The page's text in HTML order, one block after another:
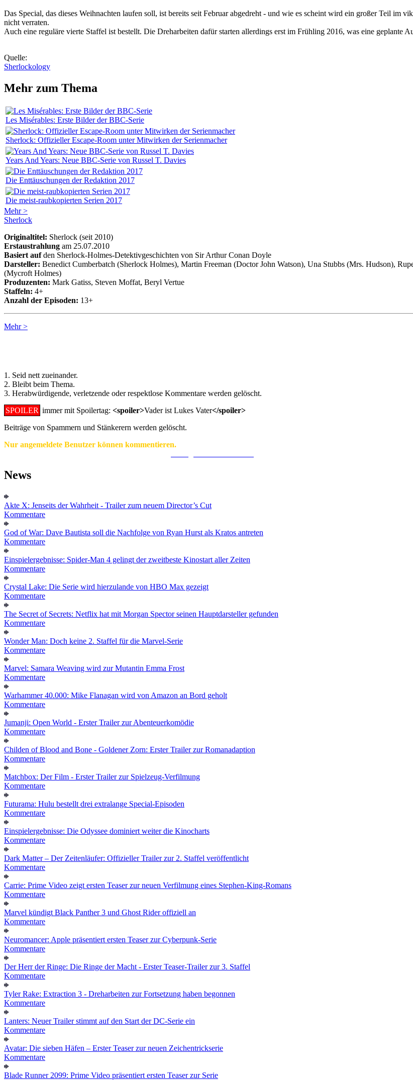
Das Special, das dieses Weihnachten laufen soll, ist bereits seit Februar abgedreht - und wie es scheint wird ein großer Teil im
nicht verraten.
Auch eine reguläre vierte Staffel ist bestellt. Die Dreharbeiten dafür starten allerdings erst im Frühling 2016, was eine geplante
Quelle:
Sherlockology
Mehr zum Thema
Les Misérables: Erste Bilder der BBC-Serie
Sherlock: Offizieller Escape-Room unter Mitwirken der Serienmacher
Years And Years: Neue BBC-Serie von Russel T. Davies
Die Enttäuschungen der Redaktion 2017
Die meist-raubkopierten Serien 2017
Mehr >
Sherlock
Originaltitel: Sherlock (seit 2010)
Erstaustrahlung am 25.07.2010
Basiert aufden Sherlock-Holmes-Detektivgeschichten von Sir Arthur Conan Doyle
Darsteller: Benedict Cumberbatch (Sherlock Holmes), Martin Freeman (Doctor John Watson), Una Stubbs (Mrs. Hudson),
(Mycroft Holmes)
Produzenten: Mark Gatiss, Steven Moffat, Beryl Vertue
Staffeln: 4+
Anzahl der Episoden: 13+
Mehr >
1. Seid nett zueinander.
2. Bleibt beim Thema.
3. Herabwürdigende, verletzende oder respektlose Kommentare werden gelöscht.
SPOILER immer mit Spoilertag: <spoiler>Vader ist Lukes Vater</spoiler>
Beiträge von Spammern und Stänkerern werden gelöscht.
Nur angemeldete Benutzer können kommentieren.
News
Akte X: Jenseits der Wahrheit - Trailer zum neuem Director’s Cut
Kommentare
God of War: Dave Bautista soll die Nachfolge von Ryan Hurst als Kratos antreten
Kommentare
Einspielergebnisse: Spider-Man 4 gelingt der zweitbeste Kinostart aller Zeiten
Kommentare
Crystal Lake: Die Serie wird hierzulande von HBO Max gezeigt
Kommentare
The Secret of Secrets: Netflix hat mit Morgan Spector seinen Hauptdarsteller gefunden
Kommentare
Wonder Man: Doch keine 2. Staffel für die Marvel-Serie
Kommentare
Marvel: Samara Weaving wird zur Mutantin Emma Frost
Kommentare
Warhammer 40.000: Mike Flanagan wird von Amazon an Bord geholt
Kommentare
Jumanji: Open World - Erster Trailer zur Abenteuerkomödie
Kommentare
Childen of Blood and Bone - Goldener Zorn: Erster Trailer zur Romanadaption
Kommentare
Matchbox: Der Film - Erster Trailer zur Spielzeug-Verfilmung
Kommentare
Futurama: Hulu bestellt drei extralange Special-Episoden
Kommentare
Einspielergebnisse: Die Odyssee dominiert weiter die Kinocharts
Kommentare
Dark Matter – Der Zeitenläufer: Offizieller Trailer zur 2. Staffel veröffentlicht
Kommentare
Carrie: Prime Video zeigt ersten Teaser zur neuen Verfilmung eines Stephen-King-Romans
Kommentare
Marvel kündigt Black Panther 3 und Ghost Rider offiziell an
Kommentare
Neuromancer: Apple präsentiert ersten Teaser zur Cyberpunk-Serie
Kommentare
Der Herr der Ringe: Die Ringe der Macht - Erster Teaser-Trailer zur 3. Staffel
Kommentare
Tyler Rake: Extraction 3 - Dreharbeiten zur Fortsetzung haben begonnen
Kommentare
Lanters: Neuer Trailer stimmt auf den Start der DC-Serie ein
Kommentare
Avatar: Die sieben Häfen – Erster Teaser zur neuen Zeichentrickserie
Kommentare
Blade Runner 2099: Prime Video präsentiert ersten Teaser zur Serie